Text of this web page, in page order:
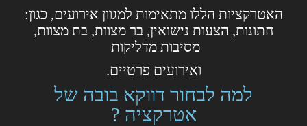
האטרקציות הללו מתאימות למגוון אירועים, כגון:
חתונות, הצעות נישואין, בר מצוות, בת מצוות,
מסיבות מדליקות
ואירועים פרטיים.
למה לבחור דווקא בובה של
אטרקציה ?